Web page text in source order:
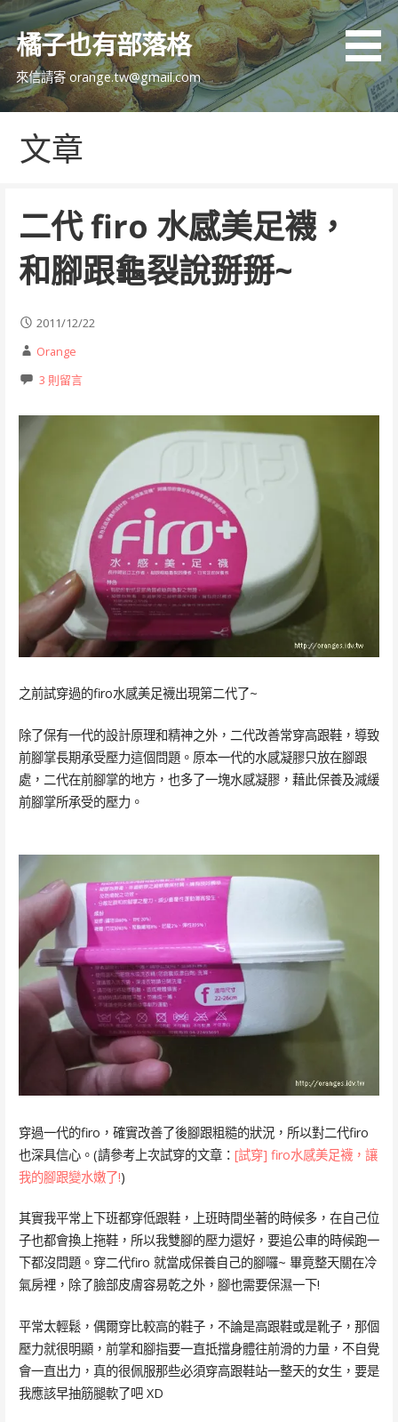
跳
主
內
橘子也有部落格
來信請寄 orange.tw@gmail.com
文章
二代 firo 水感美足襪，
和腳跟龜裂說掰掰~
2011/12/22
Orange
3 則留言
之前試穿過的firo水感美足襪出現第二代了~
除了保有一代的設計原理和精神之外，二代改善常穿高跟鞋，導致
前腳掌長期承受壓力這個問題。原本一代的水感凝膠只放在腳跟
處，二代在前腳掌的地方，也多了一塊水感凝膠，藉此保養及減緩
前腳掌所承受的壓力。
穿過一代的firo，確實改善了後腳跟粗糙的狀況，所以對二代firo
也深具信心。(請參考上次試穿的文章： [試穿] firo水感美足襪，讓
我的腳跟變水嫩了!)
其實我平常上下班都穿低跟鞋，上班時間坐著的時候多，在自己位
子也都會換上拖鞋，所以我雙腳的壓力還好，要追公車的時候跑一
下都沒問題。穿二代firo 就當成保養自己的腳囉~ 畢竟整天關在冷
氣房裡，除了臉部皮膚容易乾之外，腳也需要保濕一下!
平常太輕鬆，偶爾穿比較高的鞋子，不論是高跟鞋或是靴子，那個
壓力就很明顯，前掌和腳指要一直抵擋身體往前滑的力量，不自覺
會一直出力，真的很佩服那些必須穿高跟鞋站一整天的女生，要是
我應該早抽筋腿軟了吧 XD